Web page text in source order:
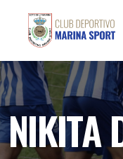
NIKITA